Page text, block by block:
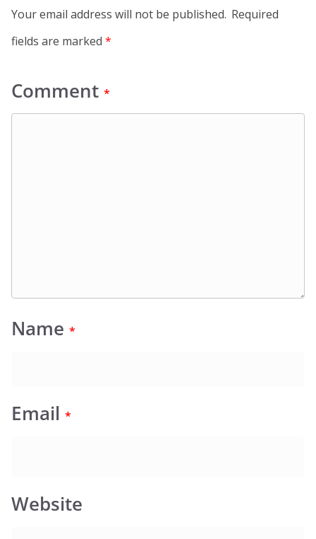
Your email address will not be published. Required
fields are marked *
Comment *
Name *
Email *
Website